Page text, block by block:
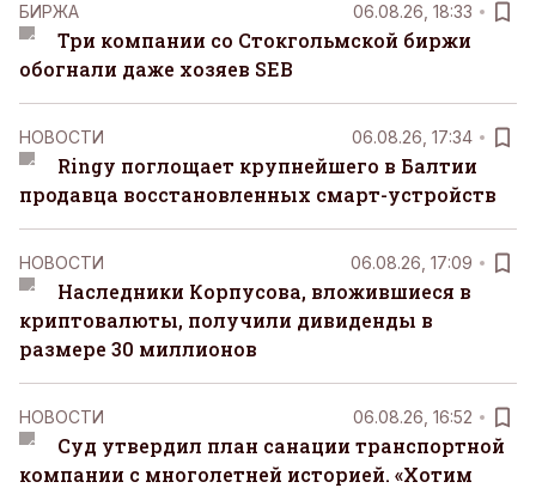
БИРЖА 06.08.26, 18:33
Три компании со Стокгольмской биржи
обогнали даже хозяев SEB
НОВОСТИ 06.08.26, 17:34
Ringy поглощает крупнейшего в Балтии
продавца восстановленных смарт-устройств
НОВОСТИ 06.08.26, 17:09
Наследники Корпусова, вложившиеся в
криптовалюты, получили дивиденды в
размере 30 миллионов
НОВОСТИ 06.08.26, 16:52
Суд утвердил план санации транспортной
компании с многолетней историей. «Хотим